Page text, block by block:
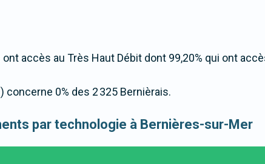
accès au Très Haut Débit dont 99,20% qui ont
0% des 2 325 Bernièrais.
par technologie à Bernières-sur-Mer